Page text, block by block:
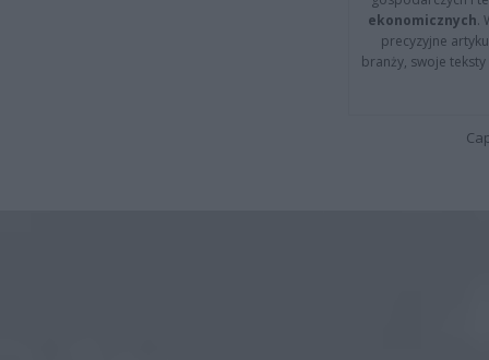
ekonomicznych.
precyzyjne
branży, swoje